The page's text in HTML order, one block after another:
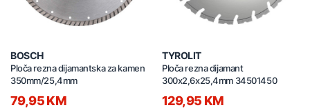
BOSCH
Ploča rezna dijamantska za kamen
350mm/25,4mm
79,95 KM
TYROLIT
Ploča rezna dijamant
300x2,6x25,4mm 34501450
129,95 KM